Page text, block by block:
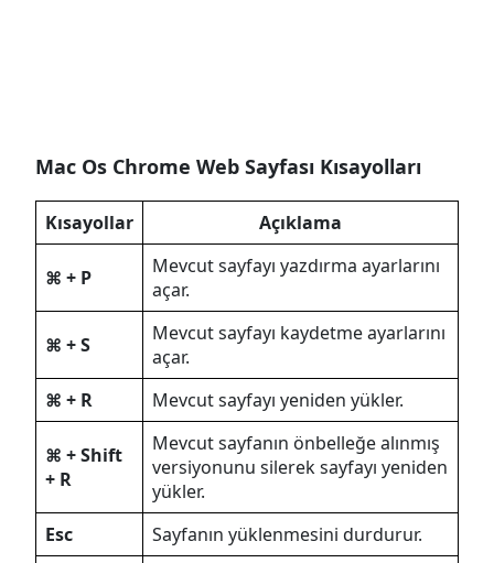
Mac Os Chrome Web Sayfası Kısayolları
Kısayollar Açıklama
⌘ + P
Mevcut sayfayı yazdırma ayarlarını
açar.
⌘ + S
Mevcut sayfayı kaydetme ayarlarını
açar.
⌘ + R
Mevcut sayfayı yeniden yükler.
⌘ + Shift
+ R
Mevcut sayfanın önbelleğe alınmış
versiyonunu silerek sayfayı yeniden
yükler.
Esc
Sayfanın yüklenmesini durdurur.